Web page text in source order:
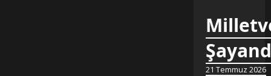
21 Temmuz 2026